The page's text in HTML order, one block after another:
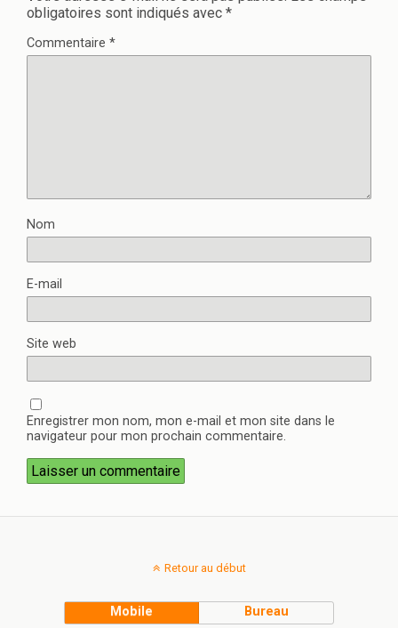
obligatoires sont indiqués avec *
Commentaire *
Nom
E-mail
Site web
Enregistrer mon nom, mon e-mail et mon site dans le
navigateur pour mon prochain commentaire.
Retour au début
Mobile Bureau